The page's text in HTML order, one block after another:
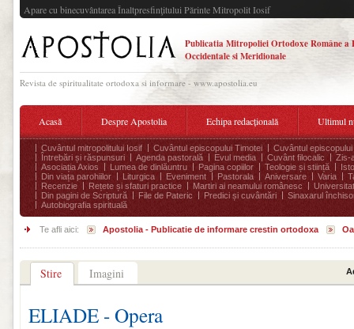
Apare cu binecuvântarea Înaltpresfinţitului Părinte Mitropolit Iosif
Publicatia Mitropoliei Ortodoxe Române a
Occidentale si Meridionale
Revista de spiritualitate ortodoxa si informare - www.apostolia.eu
Acasă Despre Apostolia Echipa redacțională Ultimul
Cuvântul mitropolitului Iosif Cuvântul episcopului Timotei
Cuvântul episcopului
Întrebări și răspunsuri
Agenda pastorală Evul media Cuvânt filocalic
Zis-
Asociația Axios
Lumea de dinlăuntru Pagina copiilor Teologie și stiință
Din viața parohiilor
Liturgica Eveniment Pastorala Aniversare Varia
Recenzie
Rețete și sfaturi practice Martiri ai neamului românesc
Din pagini de Scriptură
File de Pateric Predici și cuvântări
Sinaxarul
Autobiografia spirituală
Te afli aici: Apostolia - Publicatie de informare crestin ortodoxa
Stire Imagini
ELIADE - Opera